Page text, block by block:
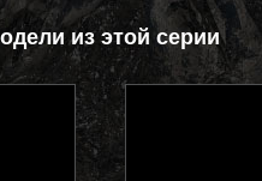
из этой серии